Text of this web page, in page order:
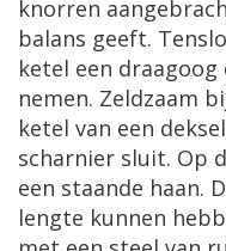
knorren
balans geeft.
ketel een
nemen. Zeldzaam
ketel van een
scharnier sluit. Op
een staande haan.
lengte kunnen